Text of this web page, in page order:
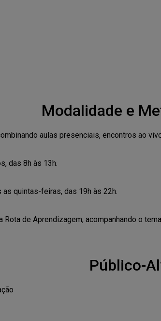
Modalidade e
aulas presenciais, encontros ao
das 8h às 13h.
quintas-feiras, das 19h às 22h.
de Aprendizagem, acompanhando o
Público-